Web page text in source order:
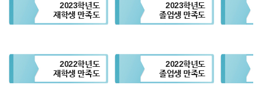
2023학년도
재학생 만족도
2023학년도
졸업생 만족도
2022학년도
재학생 만족도
2022학년도
졸업생 만족도